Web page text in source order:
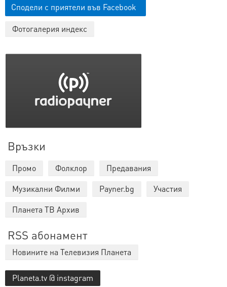
Сподели с приятели във Facebook
Фотогалерия индекс
Връзки
Промо Фолклор
Предавания
Музикални Филми
Payner.bg
Участия
Планета ТВ Архив
RSS абонамент
Новините на Телевизия Планета
Planeta.tv @ instagram